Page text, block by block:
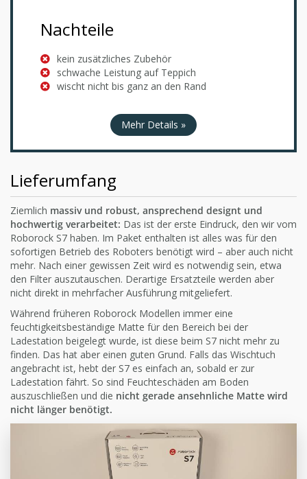
Nachteile
kein zusätzliches Zubehör
schwache Leistung auf Teppich
wischt nicht bis ganz an den Rand
Mehr Details »
Lieferumfang
Ziemlich massiv und robust, ansprechend designt und
hochwertig verarbeitet: Das ist der erste Eindruck, den wir vom
Roborock S7 haben. Im Paket enthalten ist alles was für den
sofortigen Betrieb des Roboters benötigt wird – aber auch nicht
mehr. Nach einer gewissen Zeit wird es notwendig sein, etwa
den Filter auszutauschen. Derartige Ersatzteile werden aber
nicht direkt in mehrfacher Ausführung mitgeliefert.
Während früheren Roborock Modellen immer eine
feuchtigkeitsbeständige Matte für den Bereich bei der
Ladestation beigelegt wurde, ist diese beim S7 nicht mehr zu
finden. Das hat aber einen guten Grund. Falls das Wischtuch
angebracht ist, hebt der S7 es einfach an, sobald er zur
Ladestation fährt. So sind Feuchteschäden am Boden
auszuschließen und die nicht gerade ansehnliche Matte wird
nicht länger benötigt.